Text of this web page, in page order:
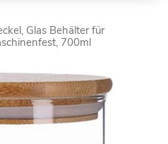
Glas Behälter für
700ml